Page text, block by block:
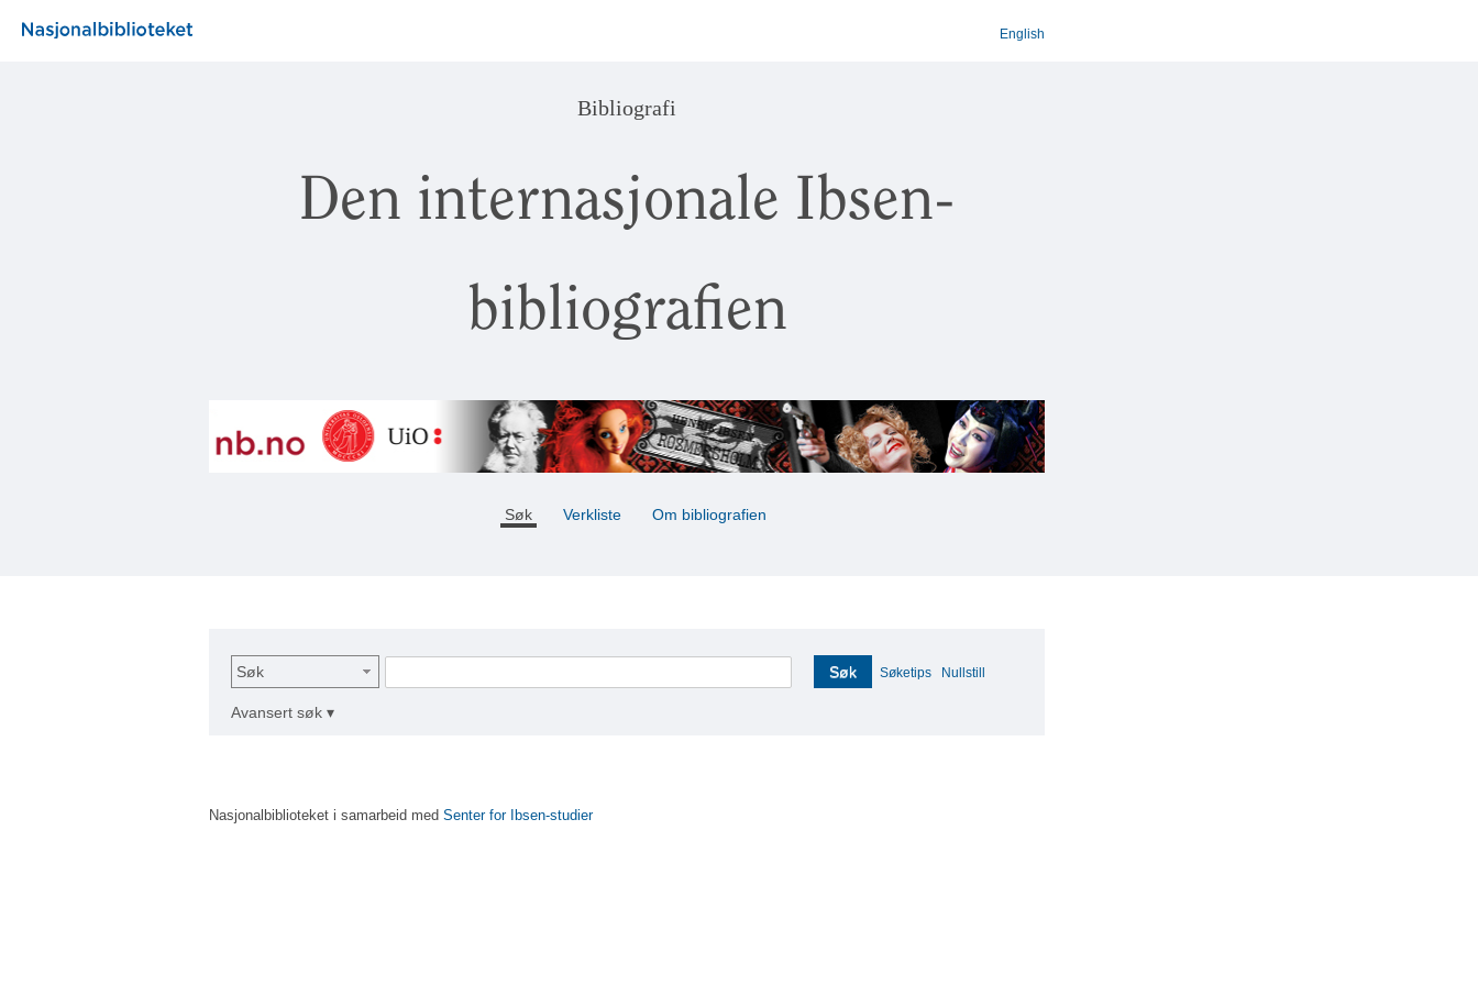
English
Bibliografi
Den internasjonale Ibsen-
bibliografien
Søk Verkliste Om bibliografien
Søk Søk Søketips Nullstill
Avansert søk ▾
Nasjonalbiblioteket i samarbeid med Senter for Ibsen-studier